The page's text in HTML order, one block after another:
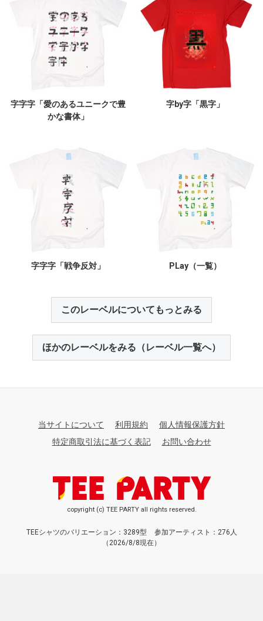
字字字「愛のあるユニークで豊
かな書体」
字by字「黒字」
字字字「戦争反対」 PLay（一覧）
このレーベルについてもっとみる
ほかのレーベルをみる（レーベル一覧へ）
当サイトについて 利用規約
個人情報保護方針
特定商取引法に基づく表記
お問い合わせ
copyright (c) TEE PARTY all rights reserved.
TEEシャツのバリエーション：3289型
参加アーティスト：276人
（2026/8/8現在）